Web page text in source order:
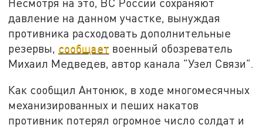
давление на данном участке, вынуждая
противника расходовать дополнительные
резервы, сообщает военный обозреватель
Михаил Медведев, автор канала "Узел Связи".
Как сообщил Антонюк, в ходе многомесячных
механизированных и пеших накатов
противник потерял огромное число солдат и